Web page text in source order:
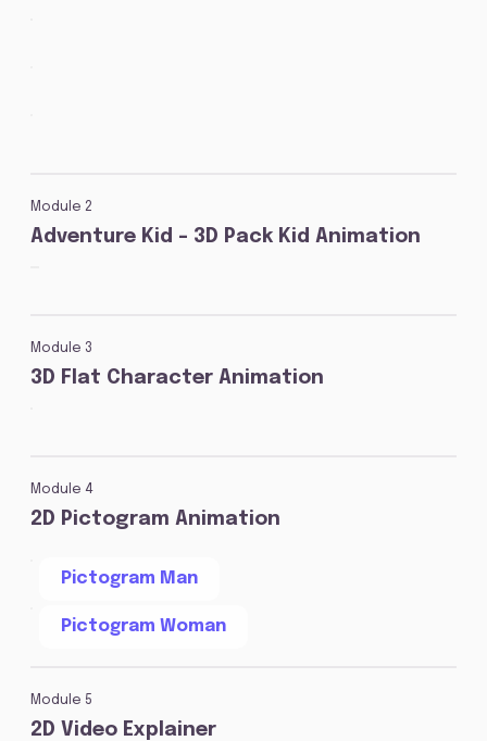
Module 2
Adventure Kid - 3D Pack Kid Animation
Module 3
3D Flat Character Animation
Module 4
2D Pictogram Animation
Pictogram Man
Pictogram Woman
Module 5
2D Video Explainer